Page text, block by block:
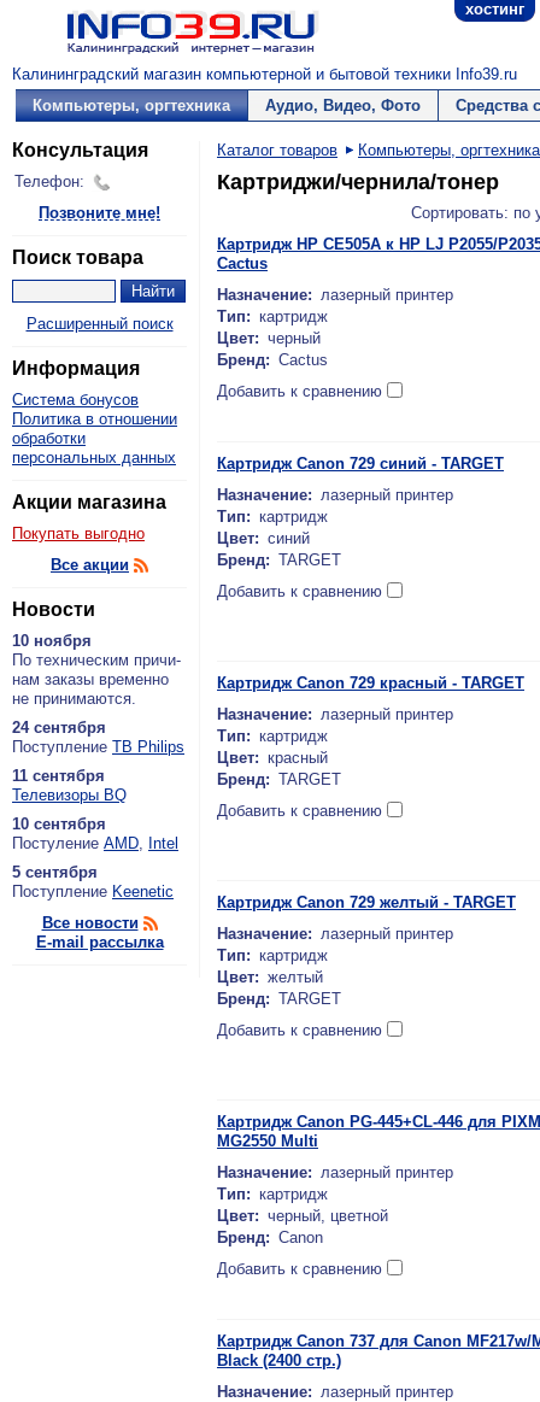
хостинг
Калининградский магазин компьютерной и бытовой техники Info39.ru
Компьютеры, оргтехника
Аудио, Видео, Фото Средства
Консультация
Телефон:
Позвоните мне!
Поиск товара
Расширенный поиск
Информация
Система бонусов
Политика в отношении
обработки
персональных данных
Акции магазина
Покупать выгодно
Все акции
Новости
10 ноября
По тех­ни­че­ским при­чи­
нам за­ка­зы вре­мен­но
не при­ни­ма­ют­ся.
24 сентября
По­ступ­ле­ние ТВ Philips
11 сентября
Теле­ви­зо­ры BQ
10 сентября
По­сту­ле­ние AMD, Intel
5 сентября
По­ступ­ле­ние Keenetic
Все новости
E-mail рассылка
Каталог товаров Компьютеры, оргтехника
Картриджи/чернила/тонер
Сортировать:
Картридж HP CE505A к HP LJ P2055/
Cactus
Назначение: лазерный принтер
Тип: картридж
Цвет: черный
Бренд: Cactus
Добавить к сравнению
Картридж Canon 729 синий - TARGET
Назначение: лазерный принтер
Тип: картридж
Цвет: синий
Бренд: TARGET
Добавить к сравнению
Картридж Canon 729 красный - TARGET
Назначение: лазерный принтер
Тип: картридж
Цвет: красный
Бренд: TARGET
Добавить к сравнению
Картридж Canon 729 желтый - TARGET
Назначение: лазерный принтер
Тип: картридж
Цвет: желтый
Бренд: TARGET
Добавить к сравнению
Картридж Canon PG-445+CL-446 для
MG2550 Multi
Назначение: лазерный принтер
Тип: картридж
Цвет: черный, цветной
Бренд: Canon
Добавить к сравнению
Картридж Canon 737 для Canon MF217w/
Black (2400 стр.)
Назначение: лазерный принтер